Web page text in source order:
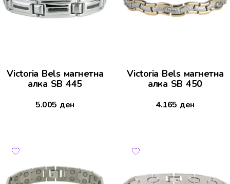
Victoria Bels магнетна
алка SB 445
5.005 ден
Victoria Bels магнетна
алка SB 450
4.165 ден